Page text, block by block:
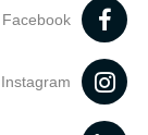
Facebook
Instagram